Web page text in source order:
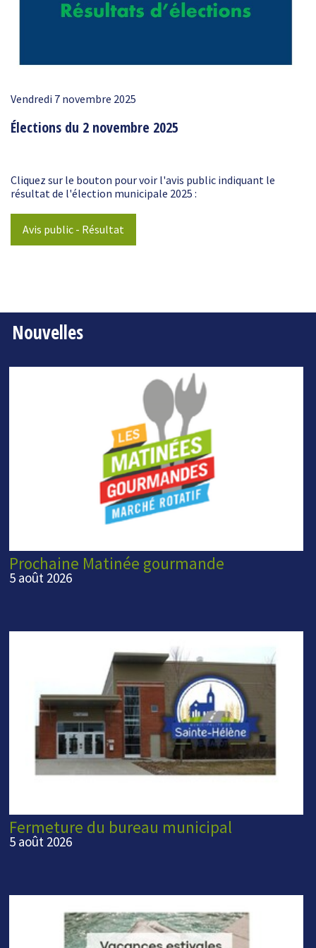
Vendredi 7 novembre 2025
Élections du 2 novembre 2025
Cliquez sur le bouton pour voir l'avis public indiquant le
résultat de l'élection municipale 2025 :
Avis public - Résultat
Nouvelles
Prochaine Matinée gourmande
5 août 2026
Fermeture du bureau municipal
5 août 2026